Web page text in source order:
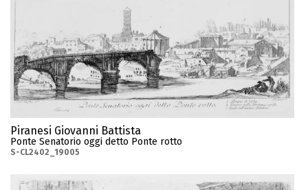
Piranesi Giovanni Battista
Ponte Senatorio oggi detto Ponte rotto
S-CL2402_19005